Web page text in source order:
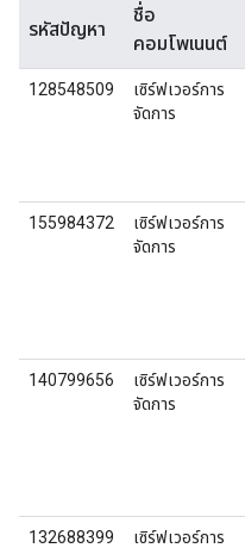
รหัสปัญหา
ชื่อ
คอมโพเนนต์
128548509
เซิร์ฟเวอร์การ
จัดการ
155984372
เซิร์ฟเวอร์การ
จัดการ
140799656
เซิร์ฟเวอร์การ
จัดการ
132688399
เซิร์ฟเวอร์การ